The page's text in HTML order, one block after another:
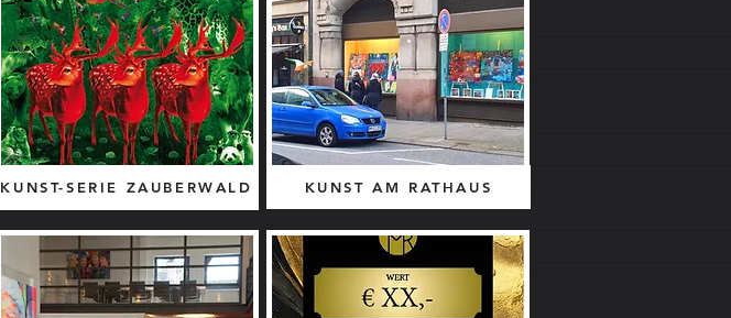
KUNST-SERIE ZAUBERWALD KUNST AM RATHAUS